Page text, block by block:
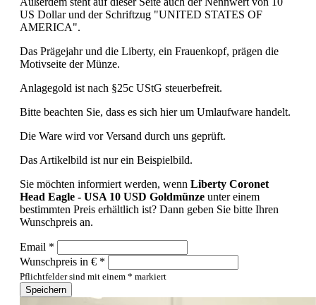
US Dollar und der Schriftzug "UNITED STATES OF
AMERICA".
Das Prägejahr und die Liberty, ein Frauenkopf, prägen die
Motivseite der Münze.
Anlagegold ist nach §25c UStG steuerbefreit.
Bitte beachten Sie, dass es sich hier um Umlaufware handelt.
Die Ware wird vor Versand durch uns geprüft.
Das Artikelbild ist nur ein Beispielbild.
Sie möchten informiert werden, wenn Liberty Coronet
Head Eagle - USA 10 USD Goldmünze unter einem
bestimmten Preis erhältlich ist? Dann geben Sie bitte Ihren
Wunschpreis an.
Email *
Wunschpreis in € *
Pflichtfelder sind mit einem * markiert
Speichern